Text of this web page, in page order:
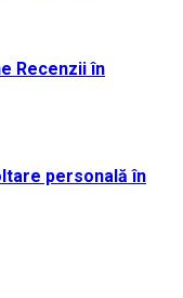
Recenzii în
personală în